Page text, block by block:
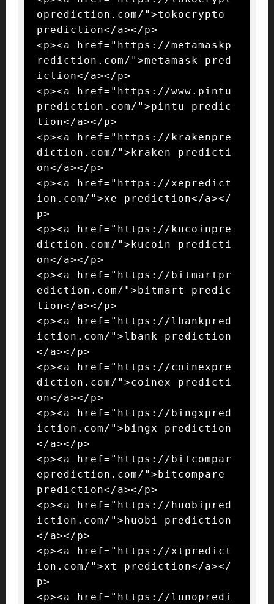
oprediction.com/">tokocrypto
prediction</a></p>
<p><a href="https://metamaskp
rediction.com/">metamask pred
iction</a></p>
<p><a href="https://www.pintu
prediction.com/">pintu predic
tion</a></p>
<p><a href="https://krakenpre
diction.com/">kraken predicti
on</a></p>
<p><a href="https://xepredict
ion.com/">xe prediction</a></
p>
<p><a href="https://kucoinpre
diction.com/">kucoin predicti
on</a></p>
<p><a href="https://bitmartpr
ediction.com/">bitmart predic
tion</a></p>
<p><a href="https://lbankpred
iction.com/">lbank prediction
</a></p>
<p><a href="https://coinexpre
diction.com/">coinex predicti
on</a></p>
<p><a href="https://bingxpred
iction.com/">bingx prediction
</a></p>
<p><a href="https://bitcompar
eprediction.com/">bitcompare
prediction</a></p>
<p><a href="https://huobipred
iction.com/">huobi prediction
</a></p>
<p><a href="https://xtpredict
ion.com/">xt prediction</a></
p>
<p><a href="https://lunopredi